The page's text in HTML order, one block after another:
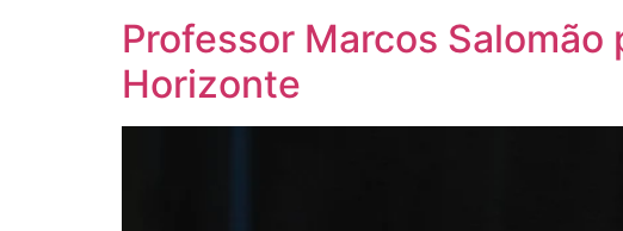
Professor Marcos
Horizonte